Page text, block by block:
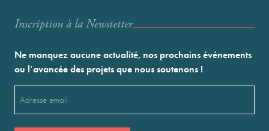
Inscription à la Newstetter
Ne manquez aucune actualité, nos prochains événements
ou l’avancée des projets que nous soutenons !
(Nécessaire)